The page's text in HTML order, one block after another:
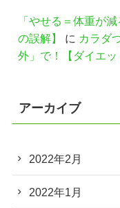
「やせる＝体重が
の誤解】
に カラダ
外」で！【ダイエッ
アーカイブ
2022年2月
2022年1月